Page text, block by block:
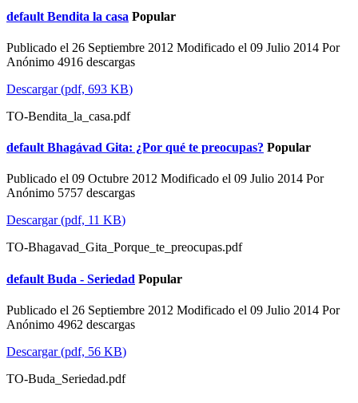
default Bendita la casa Popular
Publicado el 26 Septiembre 2012 Modificado el 09 Julio 2014 Por
Anónimo 4916 descargas
Descargar(pdf, 693 KB)
TO-Bendita_la_casa.pdf
default Bhagávad Gita: ¿Por qué te preocupas? Popular
Publicado el 09 Octubre 2012 Modificado el 09 Julio 2014 Por
Anónimo 5757 descargas
Descargar(pdf, 11 KB)
TO-Bhagavad_Gita_Porque_te_preocupas.pdf
default Buda - Seriedad Popular
Publicado el 26 Septiembre 2012 Modificado el 09 Julio 2014 Por
Anónimo 4962 descargas
Descargar(pdf, 56 KB)
TO-Buda_Seriedad.pdf